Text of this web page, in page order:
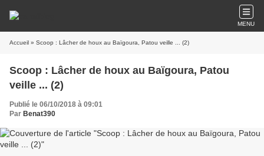
MENU
Accueil » Scoop : Lâcher de houx au Baïgoura, Patou veille ... (2)
Scoop : Lâcher de houx au Baïgoura, Patou
veille ... (2)
Publié le 06/10/2018 à 09:01
Par Benat390